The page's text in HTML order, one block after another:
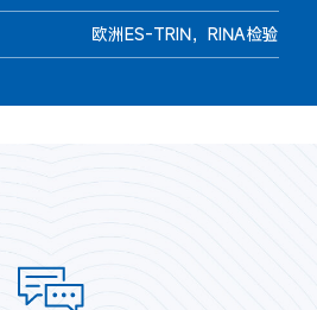
欧洲ES-TRIN，RINA检验